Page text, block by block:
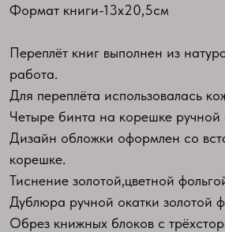
Формат книги-13х20,5см
Переплёт книг выполнен из
работа.
Для переплёта использовалась
Четыре бинта на корешке ручной
Дизайн обложки оформлен со
корешке.
Тиснение золотой,цветной
Дублюра ручной окатки золотой
Обрез книжных блоков с